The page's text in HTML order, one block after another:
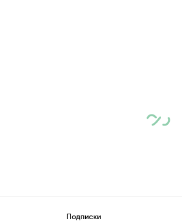
Подписки